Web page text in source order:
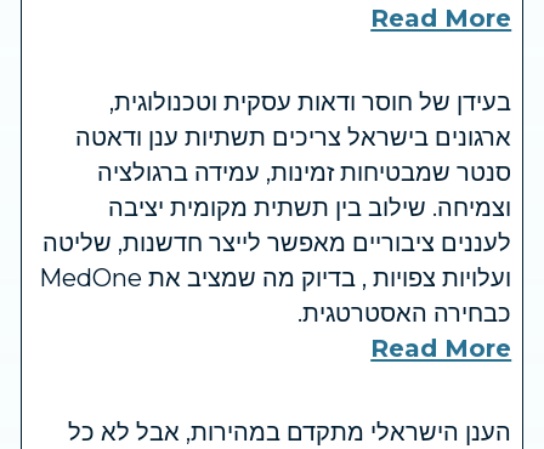
Read More
בעידן של חוסר ודאות עסקית וטכנולוגית,
ארגונים בישראל צריכים תשתיות ענן ודאטה
סנטר שמבטיחות זמינות, עמידה ברגולציה
וצמיחה. שילוב בין תשתית מקומית יציבה
לעננים ציבוריים מאפשר לייצר חדשנות, שליטה
ועלויות צפויות , בדיוק מה שמציב את MedOne
כבחירה האסטרטגית.
Read More
הענן הישראלי מתקדם במהירות, אבל לא כל